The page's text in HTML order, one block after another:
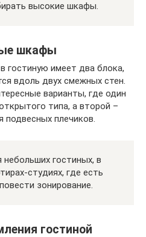
высокие шкафы.
шкафы
гостиную имеет два блока,
вдоль двух смежных стен.
варианты, где один
типа, а второй –
подвесных плечиков.
гостиных, в
студиях, где есть
зонирование.
гостиной